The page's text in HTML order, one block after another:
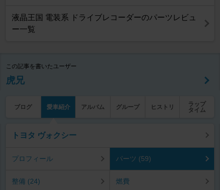
液晶王国 電装系 ドライブレコーダーのパーツレビュ
ー一覧
この記事を書いたユーザー
虎兄
ブログ 愛車紹介 アルバム グループ ヒストリ
ラップ
タイム
トヨタ ヴォクシー
プロフィール パーツ (59)
整備 (24) 燃費